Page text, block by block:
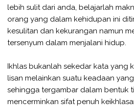
lebih sulit dari anda, belajarlah
orang yang dalam kehidupan ini
kesulitan dan kekurangan namun
tersenyum dalam menjalani hidup.
Ikhlas bukanlah sekedar kata yang
lisan melainkan suatu keadaan
sehingga tergambar dalam bentuk
mencerminkan sifat penuh